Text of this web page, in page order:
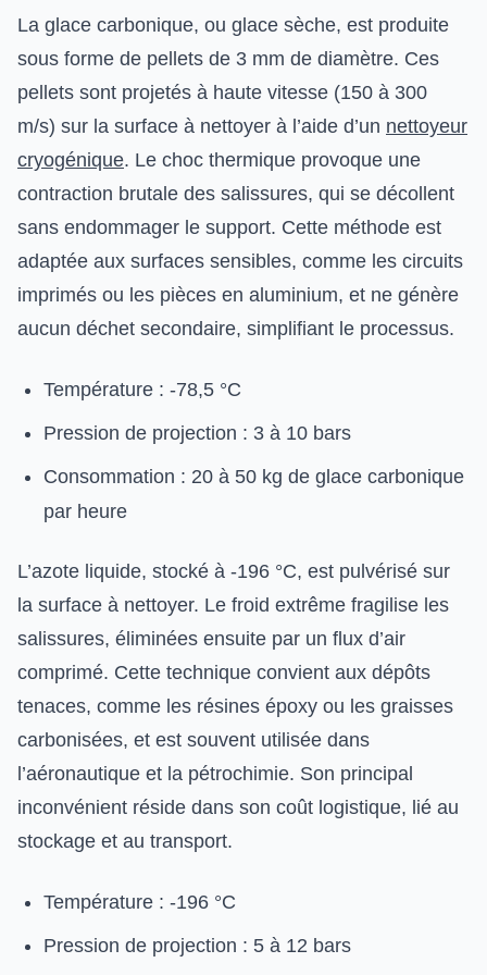
La glace carbonique, ou glace sèche, est produite
sous forme de pellets de 3 mm de diamètre. Ces
pellets sont projetés à haute vitesse (150 à 300
m/s) sur la surface à nettoyer à l’aide d’un nettoyeur
cryogénique. Le choc thermique provoque une
contraction brutale des salissures, qui se décollent
sans endommager le support. Cette méthode est
adaptée aux surfaces sensibles, comme les circuits
imprimés ou les pièces en aluminium, et ne génère
aucun déchet secondaire, simplifiant le processus.
Température : -78,5 °C
Pression de projection : 3 à 10 bars
Consommation : 20 à 50 kg de glace carbonique
par heure
L’azote liquide, stocké à -196 °C, est pulvérisé sur
la surface à nettoyer. Le froid extrême fragilise les
salissures, éliminées ensuite par un flux d’air
comprimé. Cette technique convient aux dépôts
tenaces, comme les résines époxy ou les graisses
carbonisées, et est souvent utilisée dans
l’aéronautique et la pétrochimie. Son principal
inconvénient réside dans son coût logistique, lié au
stockage et au transport.
Température : -196 °C
Pression de projection : 5 à 12 bars